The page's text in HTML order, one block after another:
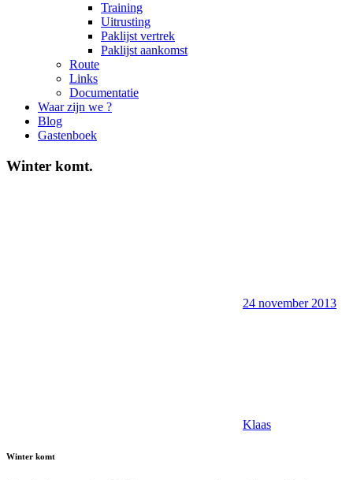
Training
Uitrusting
Paklijst vertrek
Paklijst aankomst
Route
Links
Documentatie
Waar zijn we ?
Blog
Gastenboek
Winter komt.
24 november 2013
Klaas
Winter komt